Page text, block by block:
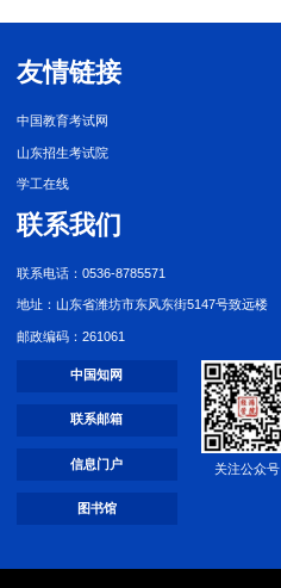
友情链接
中国教育考试网
山东招生考试院
学工在线
联系我们
联系电话：0536-8785571
地址：山东省潍坊市东风东街5147号致远楼
邮政编码：261061
中国知网
联系邮箱
信息门户
图书馆
关注公众号